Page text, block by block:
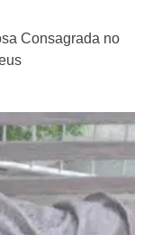
Consagrada no